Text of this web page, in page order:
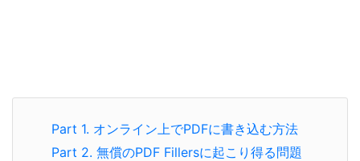
Part 1. オンライン上でPDFに書き込む方法
Part 2. 無償のPDF Fillersに起こり得る問題